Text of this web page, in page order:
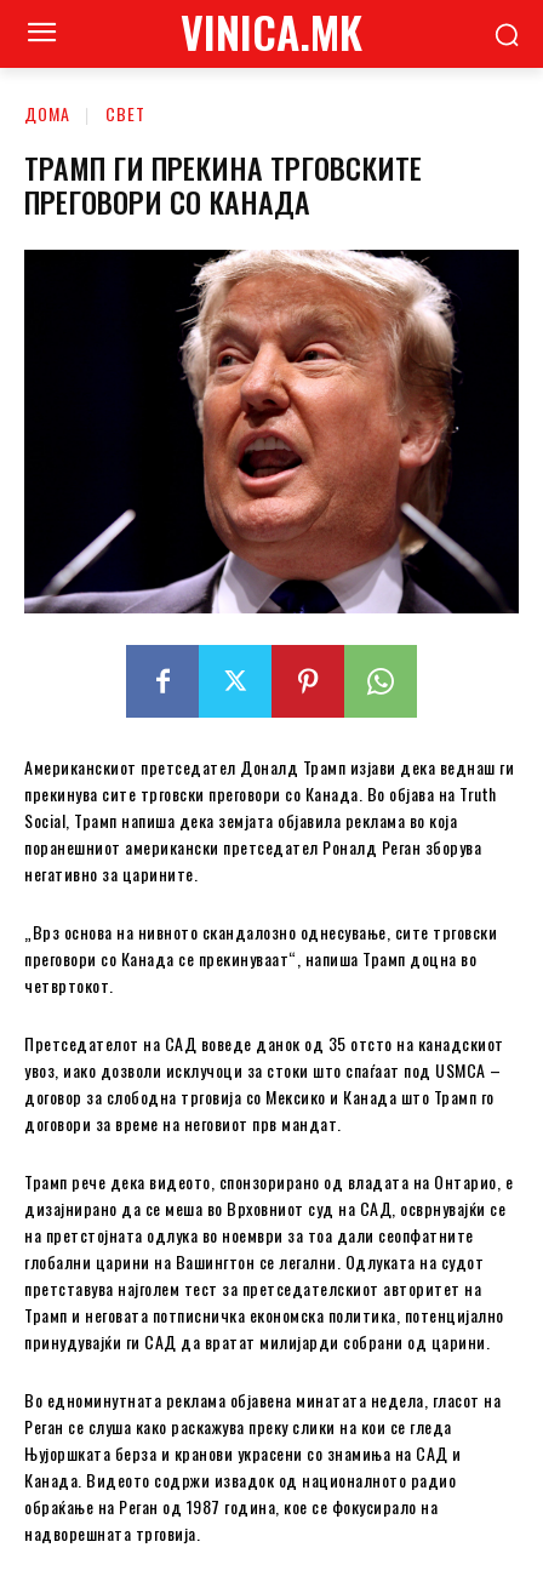
VINICA.MK
ДОМА СВЕТ
ТРАМП ГИ ПРЕКИНА ТРГОВСКИТЕ
ПРЕГОВОРИ СО КАНАДА
Американскиот претседател Доналд Трамп изјави дека веднаш ги
прекинува сите трговски преговори со Канада. Во објава на Truth
Social, Трамп напиша дека земјата објавила реклама во која
поранешниот американски претседател Роналд Реган зборува
негативно за царините.
„Врз основа на нивното скандалозно однесување, сите трговски
преговори со Канада се прекинуваат“, напиша Трамп доцна во
четвртокот.
Претседателот на САД воведе данок од 35 отсто на канадскиот
увоз, иако дозволи исклучоци за стоки што спаѓаат под USMCA –
договор за слободна трговија со Мексико и Канада што Трамп го
договори за време на неговиот прв мандат.
Трамп рече дека видеото, спонзорирано од владата на Онтарио, е
дизајнирано да се меша во Врховниот суд на САД, осврнувајќи се
на претстојната одлука во ноември за тоа дали сеопфатните
глобални царини на Вашингтон се легални. Одлуката на судот
претставува најголем тест за претседателскиот авторитет на
Трамп и неговата потписничка економска политика, потенцијално
принудувајќи ги САД да вратат милијарди собрани од царини.
Во едноминутната реклама објавена минатата недела, гласот на
Реган се слуша како раскажува преку слики на кои се гледа
Њујоршката берза и кранови украсени со знамиња на САД и
Канада. Видеото содржи извадок од националното радио
обраќање на Реган од 1987 година, кое се фокусирало на
надворешната трговија.